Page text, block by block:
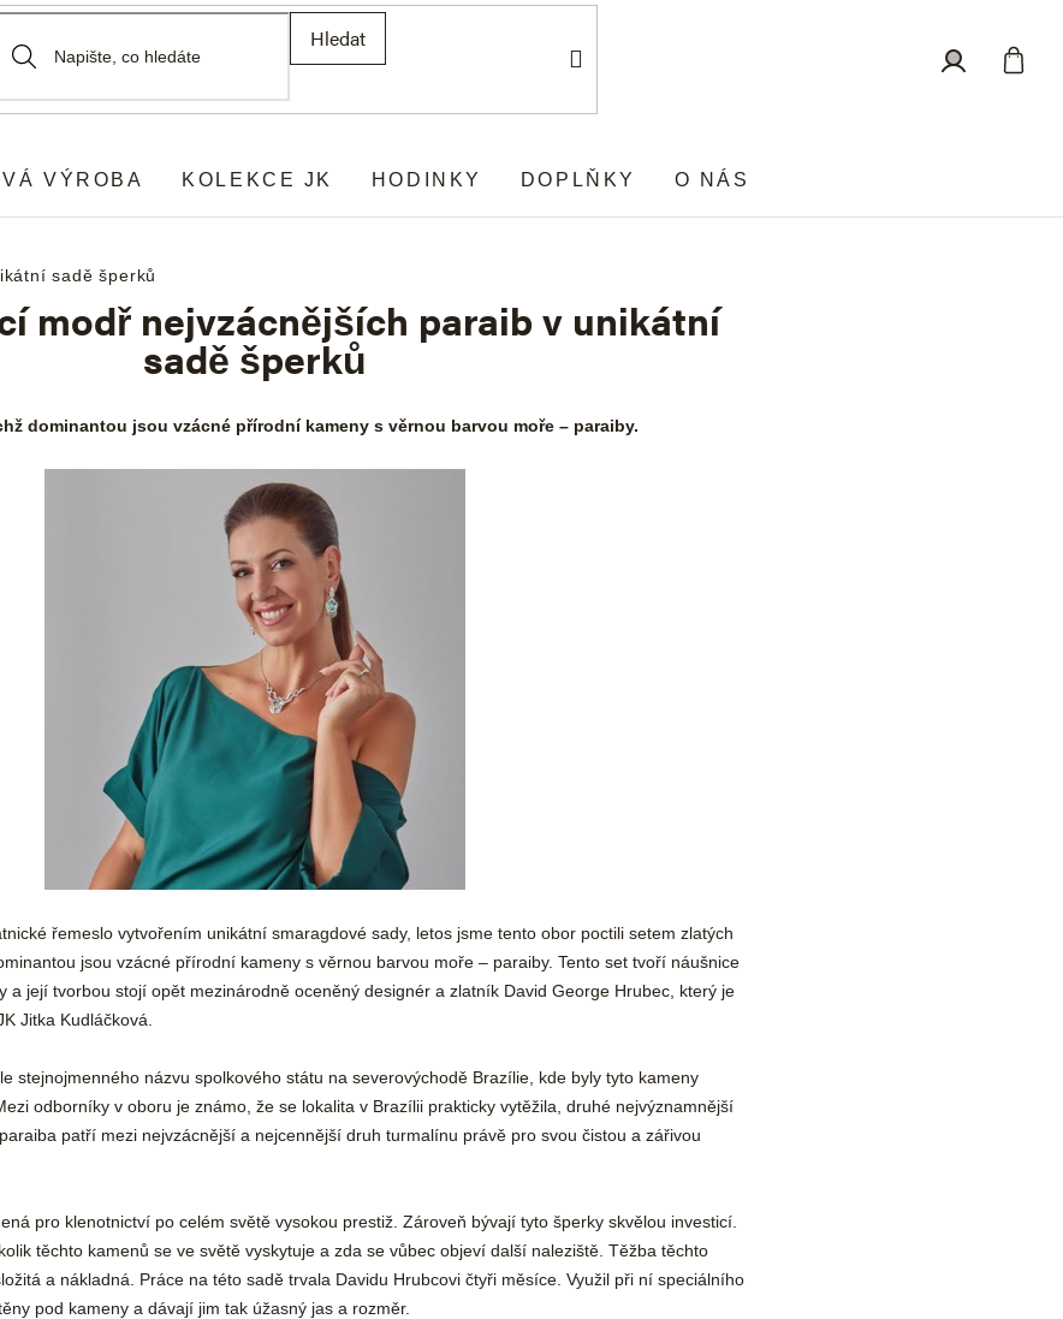
Hledat
VÝROBA KOLEKCE JK HODINKY DOPLŇKY O NÁS
sadě šperků
modř nejvzácnějších paraib v unikátní
sadě šperků
dominantou jsou vzácné přírodní kameny s věrnou barvou moře – paraiby.
řemeslo vytvořením unikátní smaragdové sady, letos jsme tento obor poctili setem zlatých
jsou vzácné přírodní kameny s věrnou barvou moře – paraiby. Tento set tvoří náušnice
a její tvorbou stojí opět mezinárodně oceněný designér a zlatník David George Hrubec, který je
Jitka Kudláčková.
stejnojmenného názvu spolkového státu na severovýchodě Brazílie, kde byly tyto kameny
odborníky v oboru je známo, že se lokalita v Brazílii prakticky vytěžila, druhé nejvýznamnější
patří mezi nejvzácnější a nejcennější druh turmalínu právě pro svou čistou a zářivou
pro klenotnictví po celém světě vysokou prestiž. Zároveň bývají tyto šperky skvělou investicí.
těchto kamenů se ve světě vyskytuje a zda se vůbec objeví další naleziště. Těžba těchto
a nákladná. Práce na této sadě trvala Davidu Hrubcovi čtyři měsíce. Využil při ní speciálního
pod kameny a dávají jim tak úžasný jas a rozměr.